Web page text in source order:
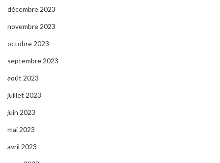
décembre 2023
novembre 2023
octobre 2023
septembre 2023
août 2023
juillet 2023
juin 2023
mai 2023
avril 2023